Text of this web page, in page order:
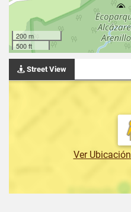
200 m
500 ft
Street View
Ver Ubicación